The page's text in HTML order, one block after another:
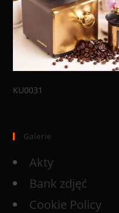
KU0031
Galerie
Akty
Bank zdjęć
Cookie Policy